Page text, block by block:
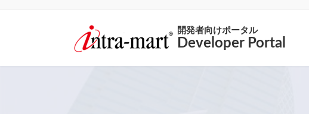
開発者向けポータル
Developer Portal